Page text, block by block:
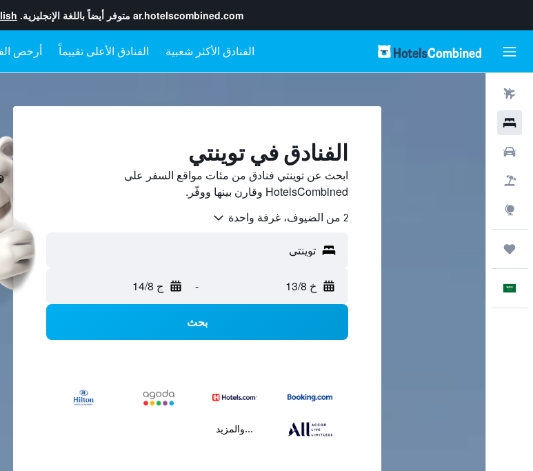
ar.hotelscombined.com متوفر أيضاً باللغة الإنجليزية.
الفنادق الأعلى تقييماً أرخص
الفنادق في توينتي
ابحث عن توينتي فنادق من مئات مواقع السفر على
HotelsCombined وقارن بينها ووفّر.
2 من الضيوف، غرفة واحدة
خ 13/8 - ج 14/8
بحث
...والمزيد